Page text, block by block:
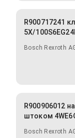
R900717241
5X/
Bosch Rexroth
R900906012
штоком
Bosch Rexroth